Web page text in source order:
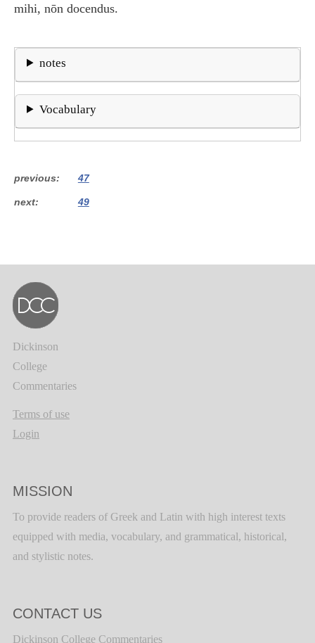
mihi, nōn docendus.
notes
Vocabulary
previous 47
next 49
Dickinson
College
Commentaries
Terms of use
Login
MISSION
To provide readers of Greek and Latin with high interest texts
equipped with media, vocabulary, and grammatical, historical,
and stylistic notes.
CONTACT US
Dickinson College Commentaries